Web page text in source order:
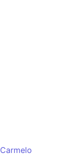
Carmelo